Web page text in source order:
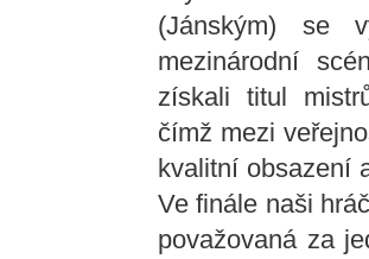
(Jánským) se
mezinárodní
získali titul
čímž mezi
kvalitní obsazení
Ve finále naši
považovaná za